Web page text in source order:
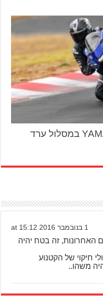
1 בנובמבר 2016 at 15:12
האחרונות, זה בטח יהיה
חיקוי של הקטנוע
משהו..